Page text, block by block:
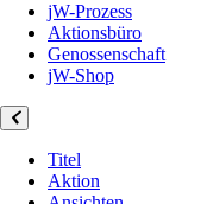
jW-Prozess
Aktionsbüro
Genossenschaft
jW-Shop
Titel
Aktion